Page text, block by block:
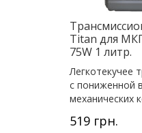
Titan для
75W 1 литр.
Легкотекучее
с пониженной
механических
519 грн.